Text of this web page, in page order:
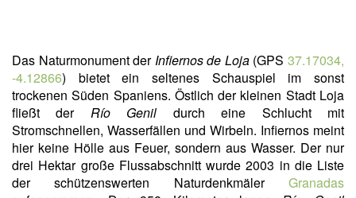
Das Naturmonument derInfiernos de Loja(GPS37.17034,
-4.12866) bietet ein seltenes Schauspiel im sonst
trockenen Süden Spaniens. Östlich der kleinen Stadt Loja
fließt der Río Genil durch eine Schlucht mit
Stromschnellen, Wasserfällen und Wirbeln. Infiernos meint
hier keine Hölle aus Feuer, sondern aus Wasser. Der nur
drei Hektar große Flussabschnitt wurde 2003 in die Liste
der schützenswerten Naturdenkmäler Granadas